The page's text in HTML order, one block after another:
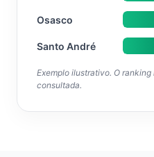
Osasco
Santo André
Exemplo ilustrativo. O
consultada.